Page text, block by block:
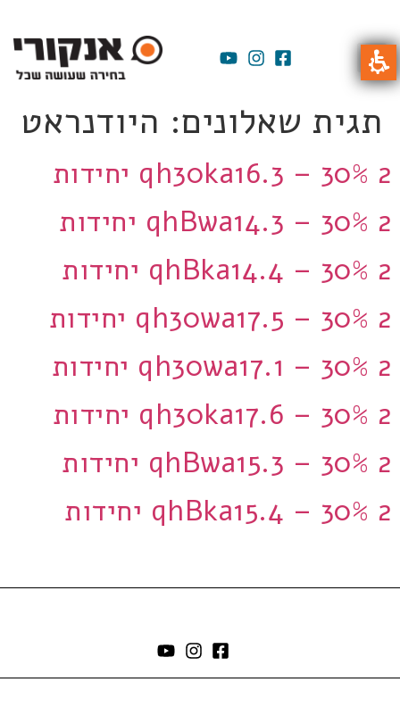
תגית שאלונים: היודנראט
qh30ka16.3 – 30% 2 יחידות
qhBwa14.3 – 30% 2 יחידות
qhBka14.4 – 30% 2 יחידות
qh30wa17.5 – 30% 2 יחידות
qh30wa17.1 – 30% 2 יחידות
qh30ka17.6 – 30% 2 יחידות
qhBwa15.3 – 30% 2 יחידות
qhBka15.4 – 30% 2 יחידות